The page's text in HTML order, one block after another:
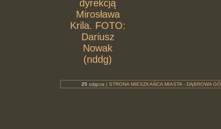
dyrekcją
Mirosława
Krila. FOTO:
Dariusz
Nowak
(nddg)
25 zdjęcia | STRONA MIESZKAŃCA MIASTA - DĄBROWA